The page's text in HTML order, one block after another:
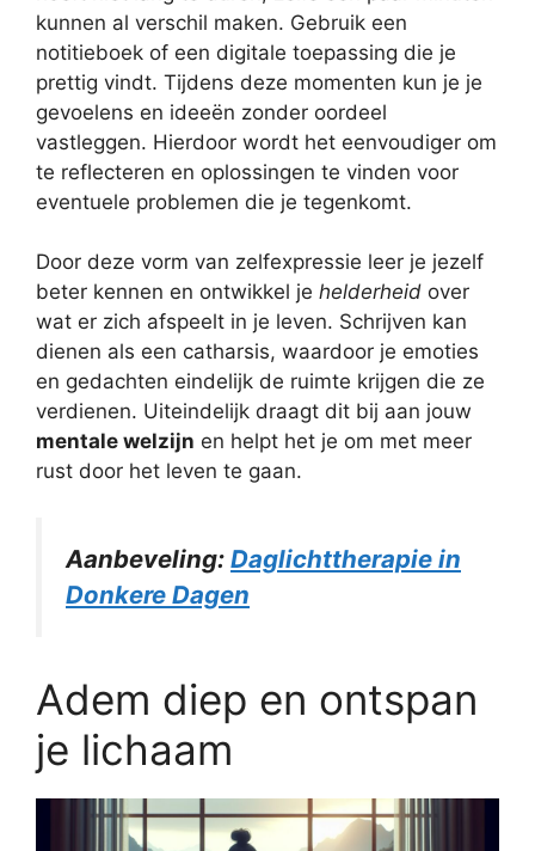
kunnen al verschil maken. Gebruik een
notitieboek of een digitale toepassing die je
prettig vindt. Tijdens deze momenten kun je je
gevoelens en ideeën zonder oordeel
vastleggen. Hierdoor wordt het eenvoudiger om
te reflecteren en oplossingen te vinden voor
eventuele problemen die je tegenkomt.
Door deze vorm van zelfexpressie leer je jezelf
beter kennen en ontwikkel je helderheid over
wat er zich afspeelt in je leven. Schrijven kan
dienen als een catharsis, waardoor je emoties
en gedachten eindelijk de ruimte krijgen die ze
verdienen. Uiteindelijk draagt dit bij aan jouw
mentale welzijn en helpt het je om met meer
rust door het leven te gaan.
Aanbeveling: Daglichttherapie in
Donkere Dagen
Adem diep en ontspan
je lichaam